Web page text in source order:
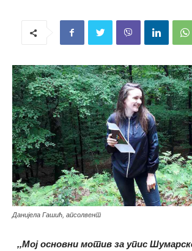
Данијела Гашић, апсолвент
,,Мој основни мотив за упис